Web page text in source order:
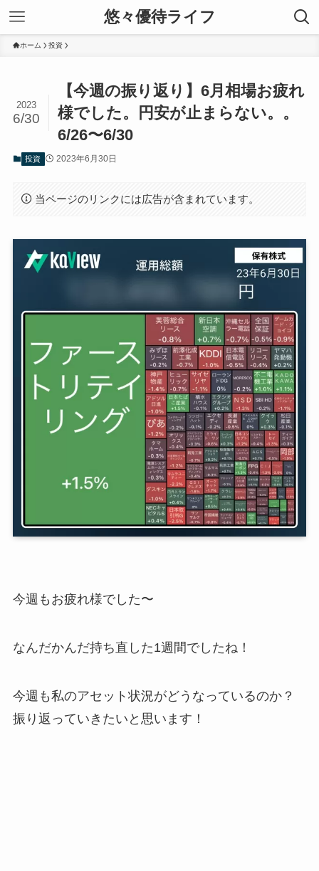
悠々優待ライフ
ホーム 投資
【今週の振り返り】6月相場お疲れ
様でした。円安が止まらない。。
6/26〜6/30
2023
6/30
投資 2023年6月30日
当ページのリンクには広告が含まれています。
今週もお疲れ様でした〜
なんだかんだ持ち直した1週間でしたね！
今週も私のアセット状況がどうなっているのか？
振り返っていきたいと思います！